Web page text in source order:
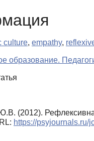
culture, empathy,
образование.
(2012).
https://psyjournals.ru/